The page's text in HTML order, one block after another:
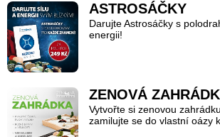
ASTROSÁČKY
Darujte Astrosáčky s
energii!
ZENOVÁ
Vytvořte si zenovou
zamilujte se do vlastní oázy